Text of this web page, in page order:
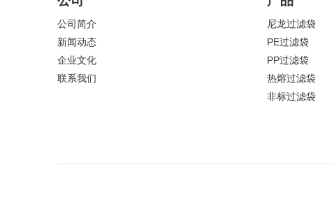
公司简介
新闻动态
企业文化
联系我们
尼龙过滤袋
PE过滤袋
PP过滤袋
热熔过滤袋
非标过滤袋